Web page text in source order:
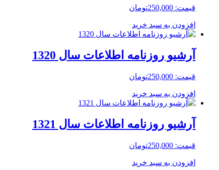
قیمت: 250,000تومان
افزودن به سبد خرید
آرشیو روزنامه اطلاعات سال 1320
قیمت: 250,000تومان
افزودن به سبد خرید
آرشیو روزنامه اطلاعات سال 1321
قیمت: 250,000تومان
افزودن به سبد خرید